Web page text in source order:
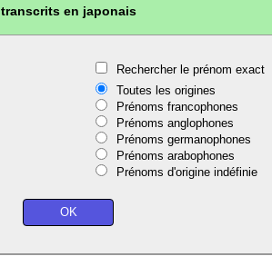
transcrits en japonais
Rechercher le prénom exact
Toutes les origines
Prénoms francophones
Prénoms anglophones
Prénoms germanophones
Prénoms arabophones
Prénoms d'origine indéfinie